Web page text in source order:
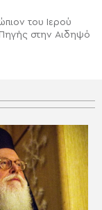
του Ιερού
στην Αιδηψό